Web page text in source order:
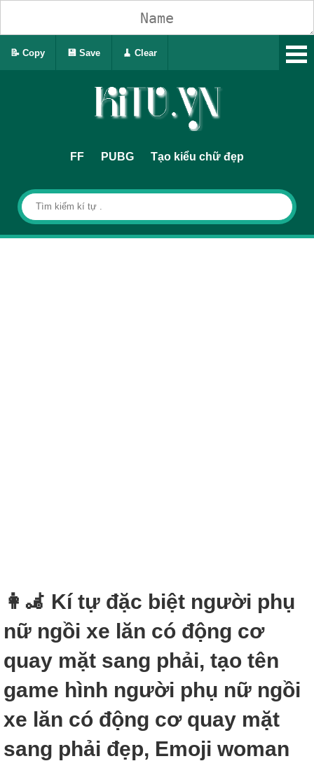
FF PUBG Tạo kiểu chữ đẹp
👩‍🦼‍ Kí tự đặc biệt người phụ
nữ ngồi xe lăn có động cơ
quay mặt sang phải, tạo tên
game hình người phụ nữ ngồi
xe lăn có động cơ quay mặt
sang phải đẹp, Emoji woman
📝 Copy 💾 Save 🧹 Clear